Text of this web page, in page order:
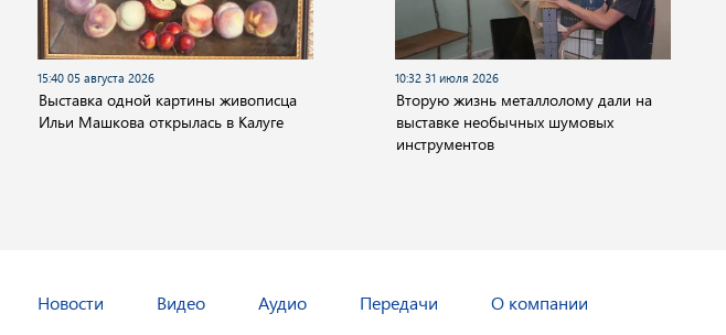
15:40 05 августа 2026
Выставка одной картины живописца
Ильи Машкова открылась в Калуге
10:32 31 июля 2026
Вторую жизнь металлолому дали на
выставке необычных шумовых
инструментов
Новости Видео Аудио Передачи О компании